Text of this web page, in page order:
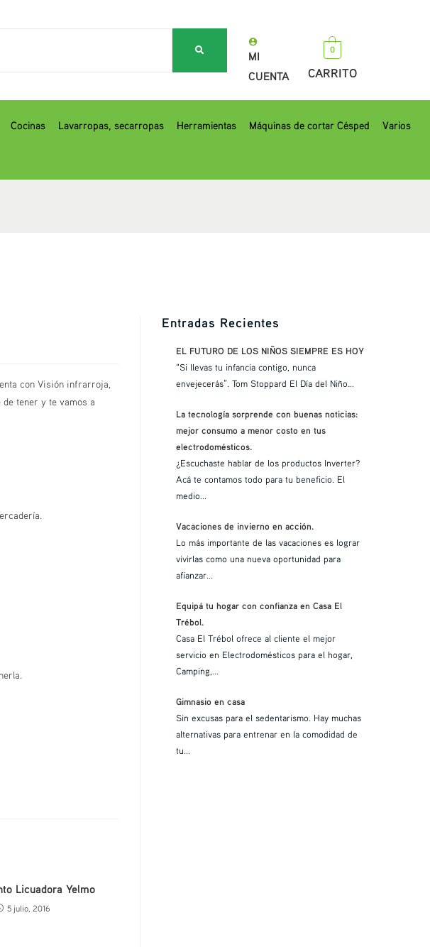
MI
CUENTA
0
CARRITO
Cocinas ⁠Lavarropas, secarropas Herramientas Máquinas de cortar Césped Varios
con Visión infrarroja,
tener y te vamos a
Licuadora Yelmo
5 julio, 2016
Entradas Recientes
EL FUTURO DE LOS NIÑOS SIEMPRE ES HOY
“Si llevas tu infancia contigo, nunca
envejecerás”. Tom Stoppard El Día del Niño...
La tecnología sorprende con buenas noticias:
mejor consumo a menor costo en tus
electrodomésticos.
¿Escuchaste hablar de los productos Inverter?
Acá te contamos todo para tu beneficio. El
medio...
Vacaciones de invierno en acción.
Lo más importante de las vacaciones es lograr
vivirlas como una nueva oportunidad para
afianzar...
Equipá tu hogar con confianza en Casa El
Trébol.
Casa El Trébol ofrece al cliente el mejor
servicio en Electrodomésticos para el hogar,
Camping,...
Gimnasio en casa
Sin excusas para el sedentarismo. Hay muchas
alternativas para entrenar en la comodidad de
tu...